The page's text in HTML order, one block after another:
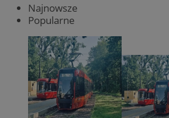
Najnowsze
Popularne